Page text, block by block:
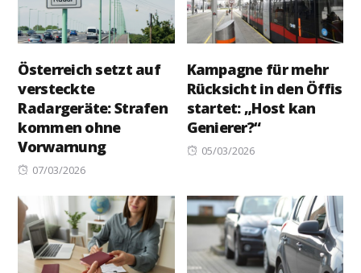
Österreich setzt auf
versteckte
Radargeräte: Strafen
kommen ohne
Vorwarnung
Posted
07/03/2026
Kampagne für mehr
Rücksicht in den Öffis
startet: „Host kan
Genierer?“
Posted
05/03/2026